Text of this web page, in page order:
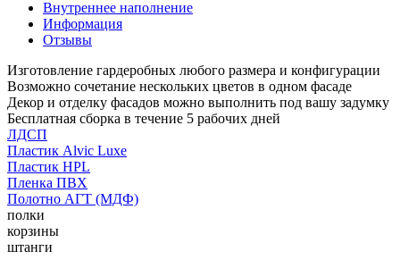
Внутреннее наполнение
Информация
Отзывы
Изготовление гардеробных любого размера и конфигурации
Возможно сочетание нескольких цветов в одном фасаде
Декор и отделку фасадов можно выполнить под вашу задумку
Бесплатная сборка в течение 5 рабочих дней
ЛДСП
Пластик Alvic Luxe
Пластик HPL
Пленка ПВХ
Полотно АГТ (МДФ)
полки
корзины
штанги